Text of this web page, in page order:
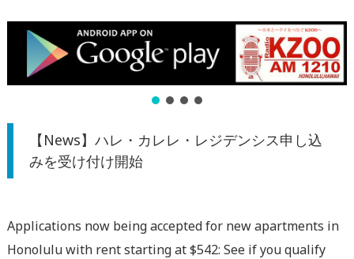
【News】ハレ・カレレ・レジデンシス申し込
みを受け付け開始
Applications now being accepted for new apartments in
Honolulu with rent starting at $542: See if you qualify